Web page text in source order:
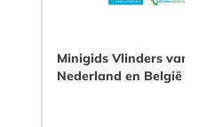
Minigids Vlinders van
Nederland en België